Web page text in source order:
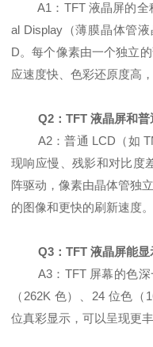
A1：TFT 液晶屏的全
al Display（薄膜晶体管
D。每个像素由一个独立
应速度快、色彩还原度高
Q2：TFT 液晶屏和普
A2：普通 LCD（如
现响应慢、残影和对比度
阵驱动，像素由晶体管独
的图像和更快的刷新速度。
Q3：TFT 液晶屏能显
A3：TFT 屏幕的色深
（262K 色）、24 位色
位真彩显示，可以呈现更